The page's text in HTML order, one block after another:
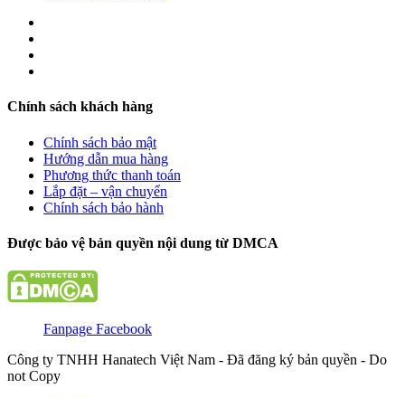
Chính sách khách hàng
Chính sách bảo mật
Hướng dẫn mua hàng
Phương thức thanh toán
Lắp đặt – vận chuyển
Chính sách bảo hành
Được bảo vệ bản quyền nội dung từ DMCA
Fanpage Facebook
Công ty TNHH Hanatech Việt Nam - Đã đăng ký bản quyền - Do
not Copy